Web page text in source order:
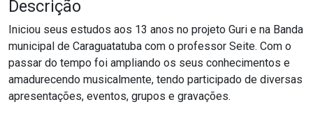
Descrição
Iniciou seus estudos aos 13 anos no projeto Guri e na Banda
municipal de Caraguatatuba com o professor Seite. Com o
passar do tempo foi ampliando os seus conhecimentos e
amadurecendo musicalmente, tendo participado de diversas
apresentações, eventos, grupos e gravações.